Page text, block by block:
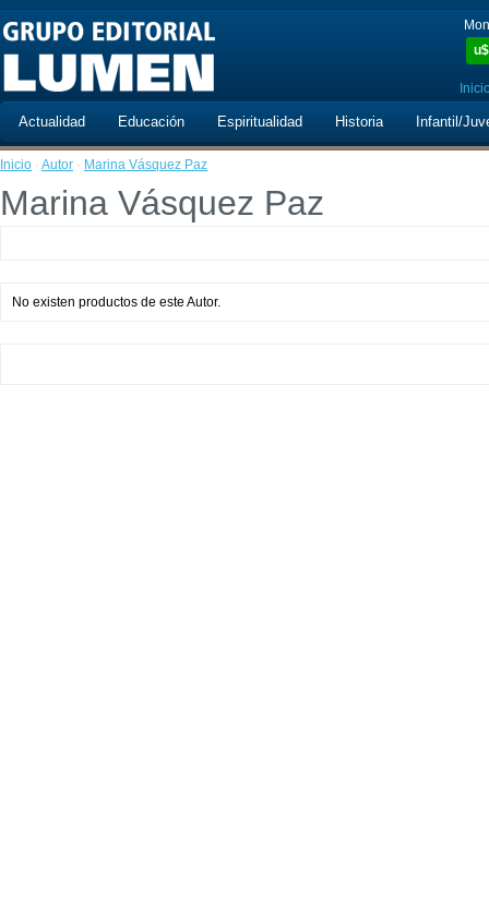
u$
Actualidad Educación Espiritualidad Historia Infantil/
Inicio · Autor · Marina Vásquez Paz
Marina Vásquez Paz
No existen productos de este Autor.